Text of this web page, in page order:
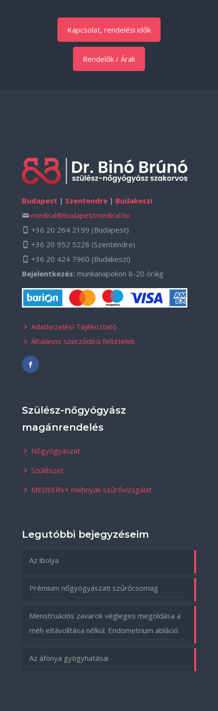
Kapcsolat, rendelési idők
Rendelők / Árak
Budapest | Szentendre | Budakeszi
medical@budapestmedical.hu
+36 20 264 2199 (Budapest)
+36 20 952 5228 (Szentendre)
+36 20 424 7960 (Budakeszi)
Bejelentkezés: munkanapokon 8-20 óráig
Adatkezelési Tájékoztató
Általános szerződési feltételek
Szülész-nőgyógyász
magánrendelés
Nőgyógyászat
Szülészet
MEDSERV+ méhnyak szűrővizsgálat
Legutóbbi bejegyzéseim
Az ibolya
Prémium nőgyógyászati szűrőcsomag
Menstruációs zavarok végleges megoldása a
méh eltávolítása nélkül. Endometrium abláció.
Az áfonya gyógyhatásai